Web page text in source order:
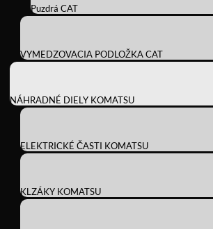
Puzdrá CAT
VYMEDZOVACIA PODLOŽKA CAT
NÁHRADNÉ DIELY KOMATSU
ELEKTRICKÉ ČASTI KOMATSU
KLZÁKY KOMATSU